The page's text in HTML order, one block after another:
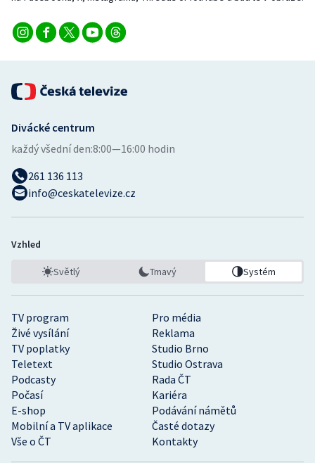
TV program
Pro média
Živé vysílání
Reklama
TV poplatky
Studio Brno
Teletext
Studio Ostrava
Podcasty
Rada ČT
Počasí
Kariéra
E-shop
Podávání námětů
Mobilní a TV aplikace
Časté dotazy
Vše o ČT
Kontakty
Divácké centrum
každý všední den:8:00—16:00 hodin
261 136 113
info@ceskatelevize.cz
Vzhled
Světlý Tmavý Systém